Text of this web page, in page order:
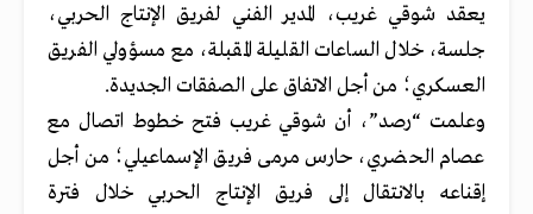
يعقد شوقي غريب، المدير الفني لفريق الإنتاج الحربي،
جلسة، خلال الساعات القليلة المقبلة، مع مسؤولي الفريق
العسكري؛ من أجل الاتفاق على الصفقات الجديدة.
وعلمت “رصد”، أن شوقي غريب فتح خطوط اتصال مع
عصام الحضري، حارس مرمى فريق الإسماعيلي؛ من أجل
إقناعه بالانتقال إلى فريق الإنتاج الحربي خلال فترة